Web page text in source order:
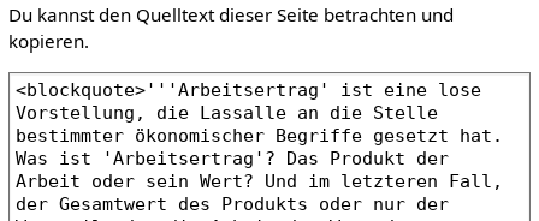
Du kannst den Quelltext dieser Seite betrachten und
kopieren.